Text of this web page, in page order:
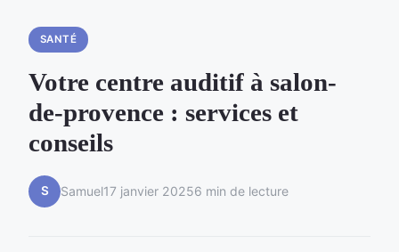
SANTÉ
Votre centre auditif à salon-
de-provence : services et
conseils
S Samuel17 janvier 20256 min de lecture